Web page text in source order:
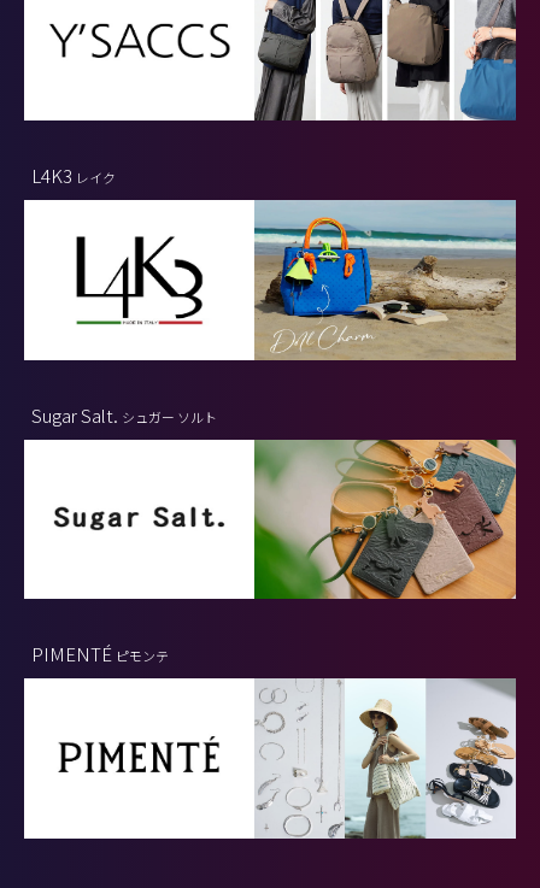
L4K3 レイク
Sugar Salt. シュガー ソルト
PIMENTÉ ピモンテ